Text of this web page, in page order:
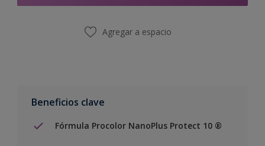
Agregar a espacio
Beneficios clave
Fórmula Procolor NanoPlus Protect 10 ®